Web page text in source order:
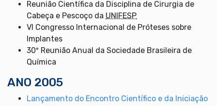
Reunião Científica da Disciplina de Cirurgia de
Cabeça e Pescoço da UNIFESP
VI Congresso Internacional de Próteses sobre
Implantes
30º Reunião Anual da Sociedade Brasileira de
Química
ANO 2005
Lançamento do Encontro Científico e da Iniciação